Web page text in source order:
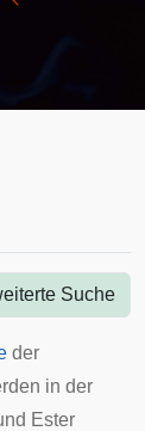
Suche
der
in der
Ester